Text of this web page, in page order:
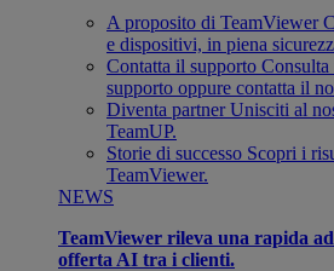
A proposito di TeamViewer
e dispositivi, in piena
Contatta il supporto
supporto oppure contatta il
Diventa partner Unisciti al
TeamUP.
Storie di successo Scopri i
TeamViewer.
NEWS
TeamViewer rileva una rapida
offerta AI tra i clienti.